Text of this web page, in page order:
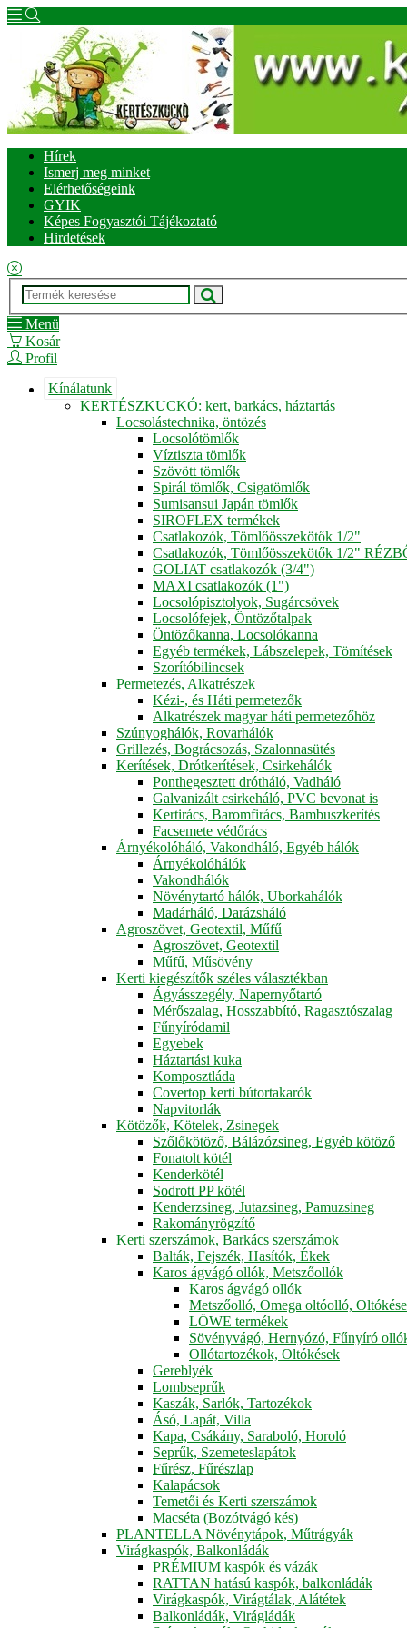
Hírek
Ismerj meg minket
Elérhetőségeink
GYIK
Képes Fogyasztói Tájékoztató
Hirdetések
Menü
Kosár
Profil
Kínálatunk
KERTÉSZKUCKÓ: kert, barkács, háztartás
Locsolástechnika, öntözés
Locsolótömlők
Víztiszta tömlők
Szövött tömlők
Spirál tömlők, Csigatömlők
Sumisansui Japán tömlők
SIROFLEX termékek
Csatlakozók, Tömlőösszekötők 1/2"
Csatlakozók, Tömlőösszekötők 1/2"
GOLIAT csatlakozók (3/4")
MAXI csatlakozók (1")
Locsolópisztolyok, Sugárcsövek
Locsolófejek, Öntözőtalpak
Öntözőkanna, Locsolókanna
Egyéb termékek, Lábszelepek, Tömítések
Szorítóbilincsek
Permetezés, Alkatrészek
Kézi-, és Háti permetezők
Alkatrészek magyar háti permetezőhöz
Szúnyoghálók, Rovarhálók
Grillezés, Bográcsozás, Szalonnasütés
Kerítések, Drótkerítések, Csirkehálók
Ponthegesztett drótháló, Vadháló
Galvanizált csirkeháló, PVC bevonat is
Kertirács, Baromfirács, Bambuszkerítés
Facsemete védőrács
Árnyékolóháló, Vakondháló, Egyéb hálók
Árnyékolóhálók
Vakondhálók
Növénytartó hálók, Uborkahálók
Madárháló, Darázsháló
Agroszövet, Geotextil, Műfű
Agroszövet, Geotextil
Műfű, Műsövény
Kerti kiegészítők széles választékban
Ágyásszegély, Napernyőtartó
Mérőszalag, Hosszabbító, Ragasztószalag
Fűnyíródamil
Egyebek
Háztartási kuka
Komposztláda
Covertop kerti bútortakarók
Napvitorlák
Kötözők, Kötelek, Zsinegek
Szőlőkötöző, Bálázózsineg, Egyéb kötöző
Fonatolt kötél
Kenderkötél
Sodrott PP kötél
Kenderzsineg, Jutazsineg, Pamuzsineg
Rakományrögzítő
Kerti szerszámok, Barkács szerszámok
Balták, Fejszék, Hasítók, Ékek
Karos ágvágó ollók, Metszőollók
Karos ágvágó ollók
Metszőolló, Omega oltóolló,
LÖWE termékek
Sövényvágó, Hernyózó, Fűnyíró
Ollótartozékok, Oltókések
Gereblyék
Lombseprűk
Kaszák, Sarlók, Tartozékok
Ásó, Lapát, Villa
Kapa, Csákány, Saraboló, Horoló
Seprűk, Szemeteslapátok
Fűrész, Fűrészlap
Kalapácsok
Temetői és Kerti szerszámok
Macséta (Bozótvágó kés)
PLANTELLA Növénytápok, Műtrágyák
Virágkaspók, Balkonládák
PRÉMIUM kaspók és vázák
RATTAN hatású kaspók, balkonládák
Virágkaspók, Virágtálak, Alátétek
Balkonládák, Virágládák